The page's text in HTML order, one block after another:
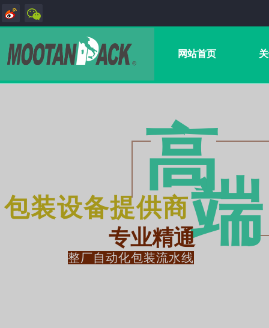
网站首页
专业精通
高
包装设备提供商端
整厂自动化包装流水线